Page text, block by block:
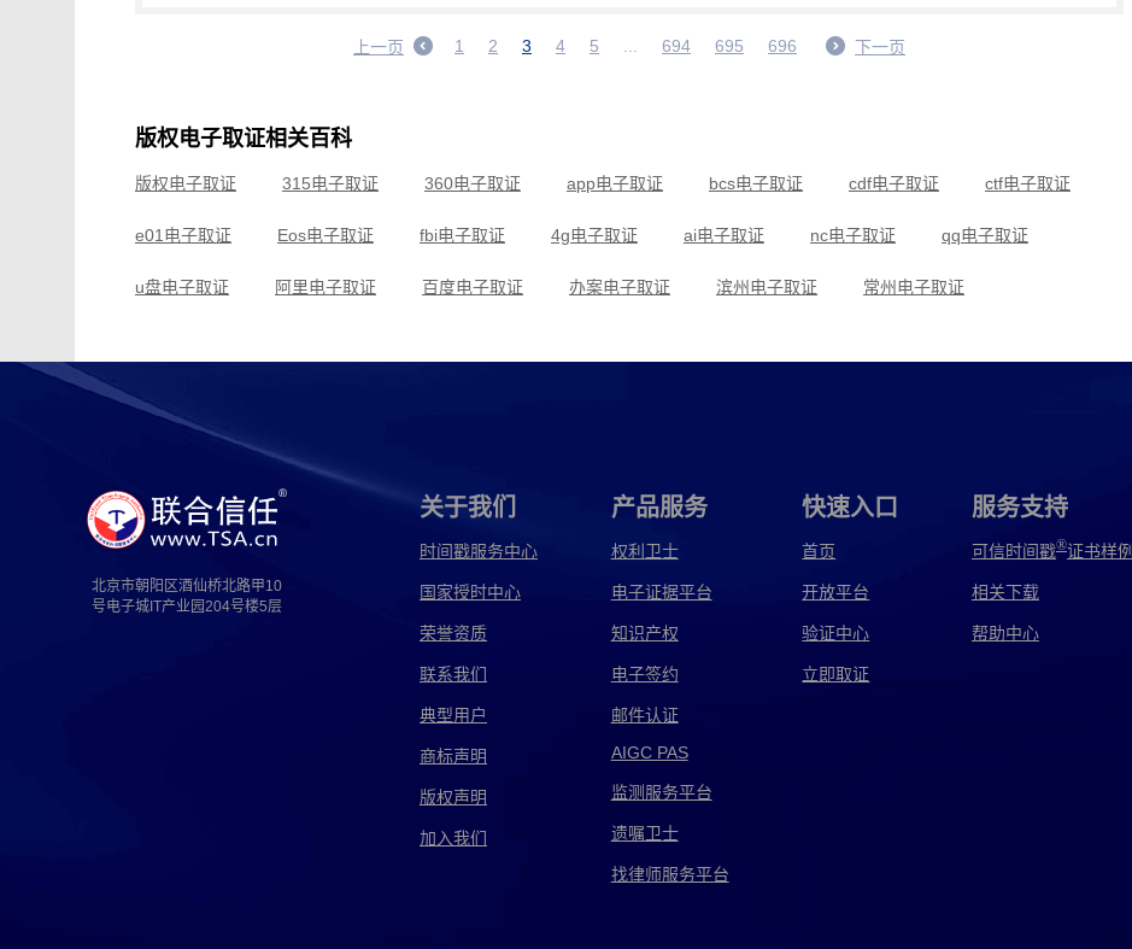
上一页 1 2 3 4 5 694 695 696 下一页
版权电子取证相关百科
版权电子取证 315电子取证 360电子取证 app电子取证 bcs电子取证 cdf电子取证 ctf电子取证
e01电子取证 Eos电子取证 fbi电子取证 4g电子取证 ai电子取证 nc电子取证 qq电子取证
u盘电子取证 阿里电子取证 百度电子取证 办案电子取证 滨州电子取证 常州电子取证
高速电子取证
国信电子取证 海关电子取证 海鑫电子取证 邯郸电子取证 韩国电子取证 杭州电子取证
河南电子取证 嘉琦电子取证 监察电子取证 监控电子取证
简化电子取证 江阴电子取证 讲解电子取证 交警电子取证
灵猴电子取证 龙信电子取证
美国电子取证 美亚电子取证
北京市朝阳区酒仙桥北路甲10
号电子城IT产业园204号楼5层
关于我们
时间戳服务中心
国家授时中心
荣誉资质
联系我们
典型用户
商标声明
版权声明
加入我们
产品服务
权利卫士
电子证据平台
知识产权
电子签约
邮件认证
AIGC PAS
监测服务平台
遗嘱卫士
找律师服务平台
快速入口
首页
开放平台
验证中心
立即取证
服务支持
可信时间戳®证书样例
相关下载
帮助中心